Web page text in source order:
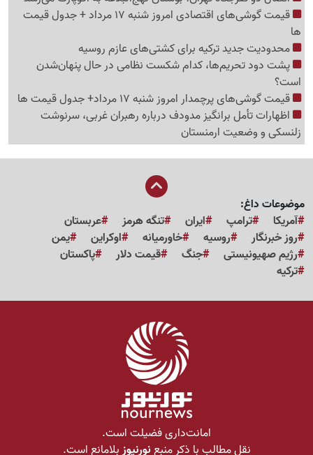
قیمت گوشی‌های اقتصادی امروز شنبه 17 مرداد + جدول قیمت
ها
محدودیت جدید ترکیه برای کشتی‌های عازم روسیه
پشت دود تحریم‌ها، کدام شکست نظامی در حال پنهان‌شدن
است؟
قیمت گوشی‌های پرچمدار امروز شنبه 17 مرداد+ جدول قیمت ها
اظهارات تأمل برانگیز مدودف درباره رهبران غربی، سرنوشت
زلنسکی و وضعیت ارمنستان
موضوعات داغ:
آمریکا
ترامپ ایران تنگه هرمز
عربستان
روز خبرنگار
روسیه خاورمیانه اوکراین
یمن
رژیم صهیونیستی
جنگ قیمت دلار
پاکستان
ترکیه
امانت‌داری فضیلت است.
نقل مطالب با ذکر منبعنورنیوزبلامانع است.